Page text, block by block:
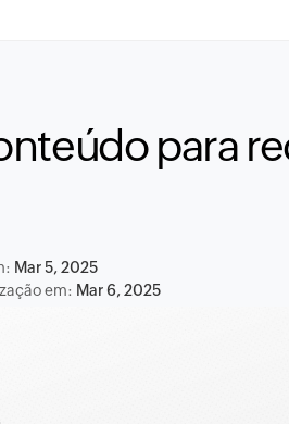
para
Mar 5, 2025
em: Mar 6, 2025